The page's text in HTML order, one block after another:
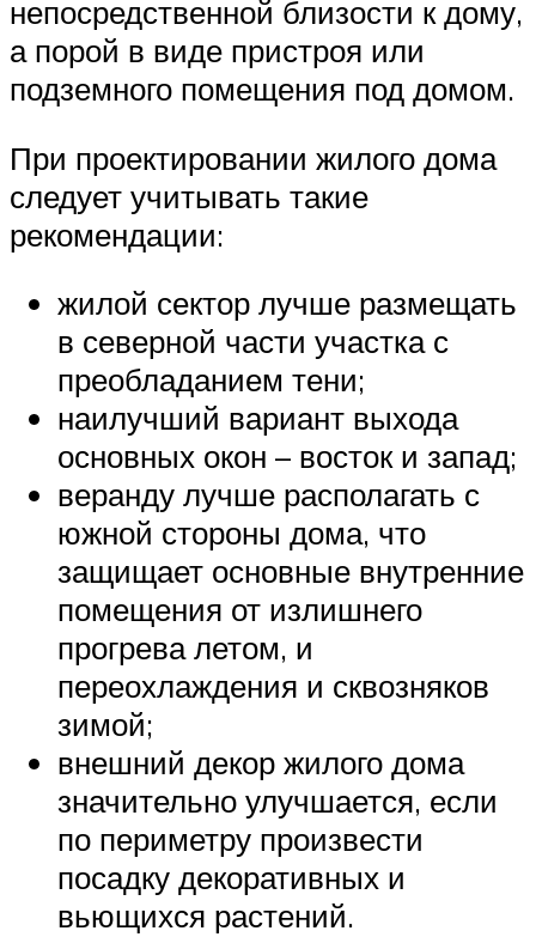
непосредственной близости к дому,
а порой в виде пристроя или
подземного помещения под домом.
При проектировании жилого дома
следует учитывать такие
рекомендации:
жилой сектор лучше размещать
в северной части участка с
преобладанием тени;
наилучший вариант выхода
основных окон – восток и запад;
веранду лучше располагать с
южной стороны дома, что
защищает основные внутренние
помещения от излишнего
прогрева летом, и
переохлаждения и сквозняков
зимой;
внешний декор жилого дома
значительно улучшается, если
по периметру произвести
посадку декоративных и
вьющихся растений.